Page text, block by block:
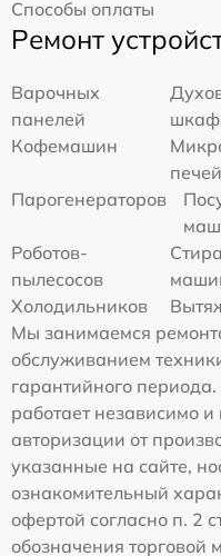
Способы оплаты
Ремонт
Варочных
панелей
Кофемашин
печей
Парогенераторов
Роботов-
пылесосов
Холодильников
Мы занимаемся
обслуживанием
гарантийного
работает независимо
авторизации от
указанные на сайте,
ознакомительный
офертой согласно п. 2
обозначения торговой